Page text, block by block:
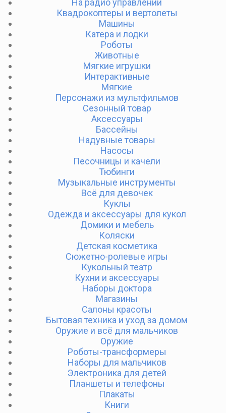
На радио управлении
Квадрокоптеры и вертолеты
Машины
Катера и лодки
Роботы
Животные
Мягкие игрушки
Интерактивные
Мягкие
Персонажи из мультфильмов
Сезонный товар
Аксессуары
Бассейны
Надувные товары
Насосы
Песочницы и качели
Тюбинги
Музыкальные инструменты
Всё для девочек
Куклы
Одежда и аксессуары для кукол
Домики и мебель
Коляски
Детская косметика
Сюжетно-ролевые игры
Кукольный театр
Кухни и аксессуары
Наборы доктора
Магазины
Салоны красоты
Бытовая техника и уход за домом
Оружие и всё для мальчиков
Оружие
Роботы-трансформеры
Наборы для мальчиков
Электроника для детей
Планшеты и телефоны
Плакаты
Книги